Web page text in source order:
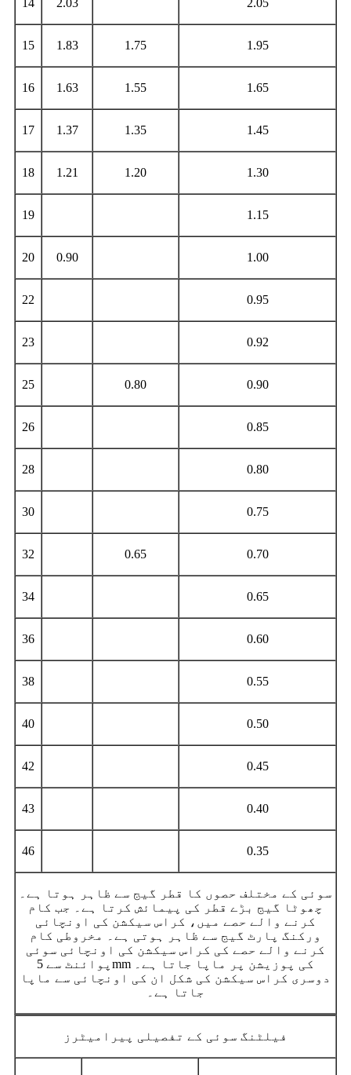
15 1.83 1.75 1.95
16 1.63 1.55 1.65
17 1.37 1.35 1.45
18 1.21 1.20 1.30
19 1.15
20 0.90 1.00
22 0.95
23 0.92
25 0.80 0.90
26 0.85
28 0.80
30 0.75
32 0.65 0.70
34 0.65
36 0.60
38 0.55
40 0.50
42 0.45
43 0.40
46 0.35
سوئی کے مختلف حصوں کا قطر گیج سے ظاہر ہوتا ہے۔
چھوٹا گیج بڑے قطر کی پیمائش کرتا ہے۔ جب کام
کرنے والے حصے میں، کراس سیکشن کی اونچائی
ورکنگ پارٹ گیج سے ظاہر ہوتی ہے۔ مخروطی کام
کرنے والے حصے کی کراس سیکشن کی اونچائی سوئی
پوائنٹ سے 5mm کی پوزیشن پر ماپا جاتا ہے۔
دوسری کراس سیکشن کی شکل ان کی اونچائی سے ماپا
جاتا ہے۔
فیلٹنگ سوئی کے تفصیلی پیرامیٹرز